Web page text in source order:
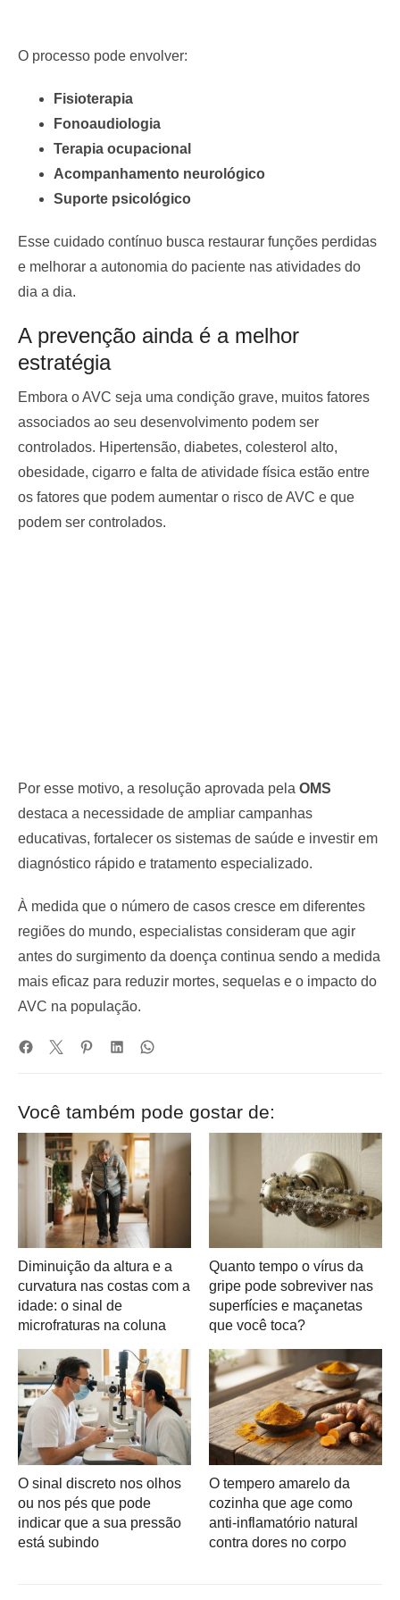
O processo pode envolver:
Fisioterapia
Fonoaudiologia
Terapia ocupacional
Acompanhamento neurológico
Suporte psicológico
Esse cuidado contínuo busca restaurar funções perdidas
e melhorar a autonomia do paciente nas atividades do
dia a dia.
A prevenção ainda é a melhor
estratégia
Embora o AVC seja uma condição grave, muitos fatores
associados ao seu desenvolvimento podem ser
controlados. Hipertensão, diabetes, colesterol alto,
obesidade, cigarro e falta de atividade física estão entre
os fatores que podem aumentar o risco de AVC e que
podem ser controlados.
Por esse motivo, a resolução aprovada pela OMS
destaca a necessidade de ampliar campanhas
educativas, fortalecer os sistemas de saúde e investir em
diagnóstico rápido e tratamento especializado.
À medida que o número de casos cresce em diferentes
regiões do mundo, especialistas consideram que agir
antes do surgimento da doença continua sendo a medida
mais eficaz para reduzir mortes, sequelas e o impacto do
AVC na população.
Você também pode gostar de:
Diminuição da altura e a
curvatura nas costas com a
idade: o sinal de
microfraturas na coluna
Quanto tempo o vírus da
gripe pode sobreviver nas
superfícies e maçanetas
que você toca?
O sinal discreto nos olhos
ou nos pés que pode
indicar que a sua pressão
está subindo
O tempero amarelo da
cozinha que age como
anti-inflamatório natural
contra dores no corpo